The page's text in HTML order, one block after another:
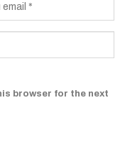
browser for the next